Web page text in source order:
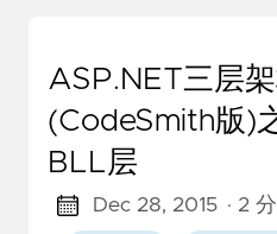
ASP.NET三层
(CodeSmith版)
BLL层
Dec 28, 2015 · 2